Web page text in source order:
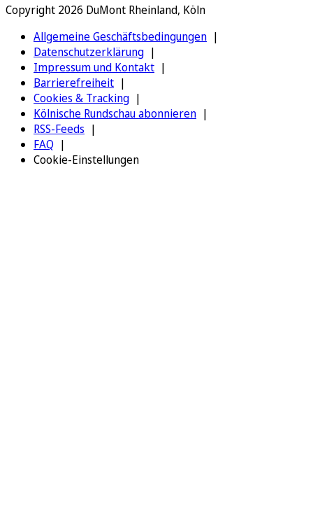
Copyright 2026 DuMont Rheinland, Köln
Allgemeine Geschäftsbedingungen
Datenschutzerklärung
Impressum und Kontakt
Barrierefreiheit
Cookies & Tracking
Kölnische Rundschau abonnieren
RSS-Feeds
FAQ
Cookie-Einstellungen